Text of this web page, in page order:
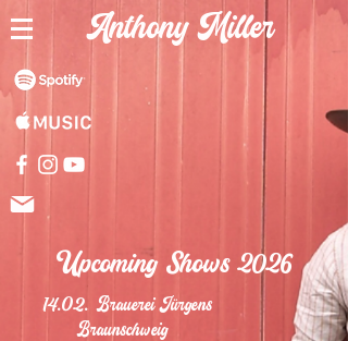
Anthony Miller
Upcoming Shows2026
14.02. Brauerei Jürgens
Braunschweig